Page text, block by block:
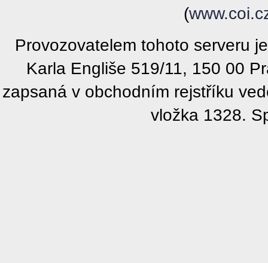
(
Provozovatelem tohoto serveru
Karla Engliše 519/11, 150 00
zapsaná v obchodním rejstříku
vložka 1328.